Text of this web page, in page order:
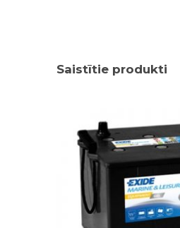
Saistītie produkti